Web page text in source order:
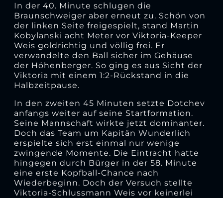
In der 40. Minute schlugen die
Braunschweiger aber erneut zu. Schön von
der linken Seite freigespielt, stand Martin
Kobylanski acht Meter vor Viktoria-Keeper
Weis goldrichtig und völlig frei. Er
verwandelte den Ball sicher im Gehäuse
der Höhenberger. So ging es aus Sicht der
Viktoria mit einem 1:2-Rückstand in die
Halbzeitpause.
In den zweiten 45 Minuten setzte Dotchev
anfangs weiter auf seine Startformation.
Seine Mannschaft wirkte jetzt dominanter.
Doch das Team um Kapitän Wunderlich
erspielte sich erst einmal nur wenige
zwingende Momente. Die Eintracht hatte
hingegen durch Bürger in der 58. Minute
eine erste Kopfball-Chance nach
Wiederbeginn. Doch der Versuch stellte
Viktoria-Schlussmann Weis vor keinerlei